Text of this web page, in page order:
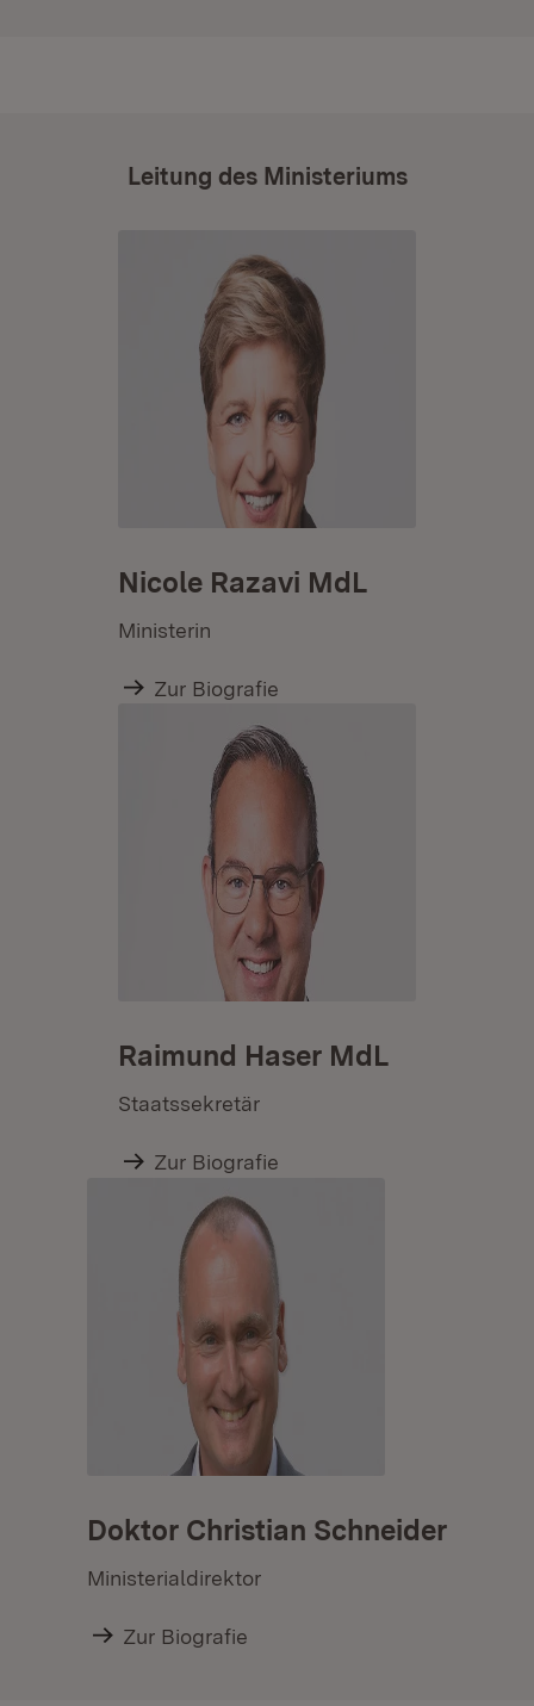
Leitung des Ministeriums
Nicole Razavi MdL
Ministerin
Zur Biografie
Raimund Haser MdL
Staatssekretär
Zur Biografie
Doktor Christian Schneider
Ministerialdirektor
Zur Biografie